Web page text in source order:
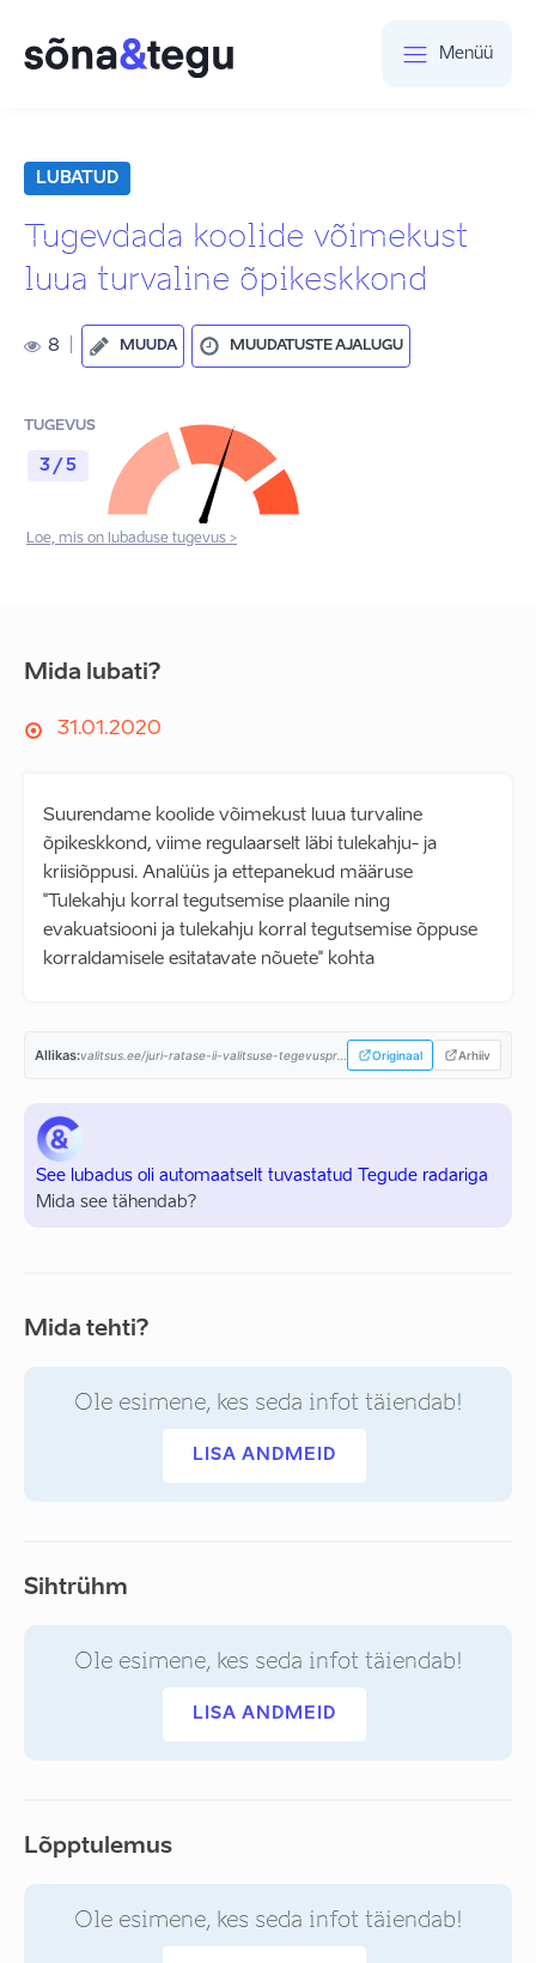
Menüü
LUBATUD
Tugevdada koolide võimekust
luua turvaline õpikeskkond
8 MUUDA MUUDATUSTE AJALUGU
TUGEVUS
3 / 5
Loe, mis on lubaduse tugevus >
Mida lubati?
31.01.2020
Suurendame koolide võimekust luua turvaline
õpikeskkond, viime regulaarselt läbi tulekahju- ja
kriisiõppusi. Analüüs ja ettepanekud määruse
"Tulekahju korral tegutsemise plaanile ning
evakuatsiooni ja tulekahju korral tegutsemise õppuse
korraldamisele esitatavate nõuete" kohta
Allikas: Originaal Arhiiv
See lubadus oli automaatselt tuvastatud Tegude radariga
Mida see tähendab?
Mida tehti?
Ole esimene, kes seda infot täiendab!
LISA ANDMEID
Sihtrühm
Ole esimene, kes seda infot täiendab!
LISA ANDMEID
Lõpptulemus
Ole esimene, kes seda infot täiendab!